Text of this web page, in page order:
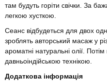
там будуть горіти свічки. За
легкою хусткою.
Сеанс відбудеться для двох
зроблять авторський масаж у
ароматні натуральні олії.
давньоіндійською технікою.
Додаткова інформація